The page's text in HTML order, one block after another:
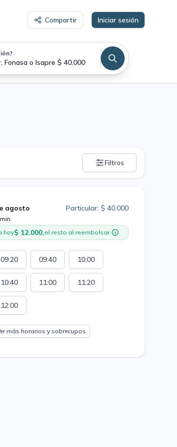
Compartir Iniciar sesión
Ginecología y Obstetricia
Fonasa o Isapre $ 40.000
Filtros
agosto Particular: $ 40.000
hoy$ 12.000,el resto al reembolsar
09:20 09:40 10:00
10:40 11:00 11:20
12:00
más horarios y sobrecupos